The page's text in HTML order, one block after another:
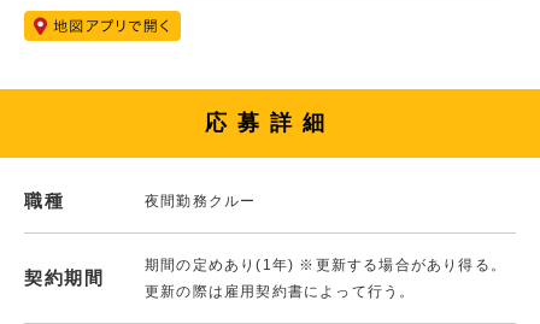
応募詳細
職種 夜間勤務クルー
契約期間
期間の定めあり(1年) ※更新する場合があり得る。
更新の際は雇用契約書によって行う。